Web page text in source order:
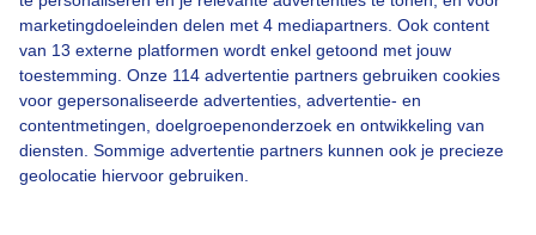
marketingdoeleinden delen met 4 mediapartners. Ook content
van 13 externe platformen wordt enkel getoond met jouw
toestemming. Onze 114 advertentie partners gebruiken cookies
voor gepersonaliseerde advertenties, advertentie- en
contentmetingen, doelgroepenonderzoek en ontwikkeling van
diensten. Sommige advertentie partners kunnen ook je precieze
geolocatie hiervoor gebruiken.
Over Buienradar
Bedrijfsgegevens
Veelgestelde vragen
Contact